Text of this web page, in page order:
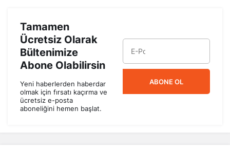
Tamamen
Ücretsiz Olarak
Bültenimize
Abone Olabilirsin
Yeni haberlerden haberdar
olmak için fırsatı kaçırma ve
ücretsiz e-posta
aboneliğini hemen başlat.
ABONE OL